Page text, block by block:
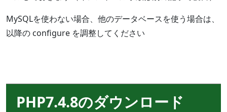
MySQLを使わない場合、他のデータベースを使う場合は、
以降の configure を調整してください
PHP7.4.8のダウンロード